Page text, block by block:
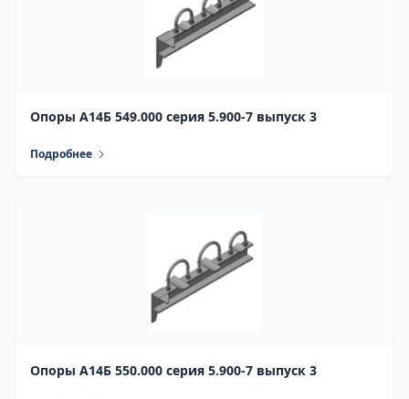
Опоры А14Б 549.000 серия 5.900-7 выпуск 3
Подробнее
Опоры А14Б 550.000 серия 5.900-7 выпуск 3